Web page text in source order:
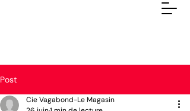
Post
Cie Vagabond-Le Magasin